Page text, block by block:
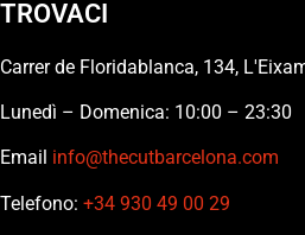
TROVACI
Carrer de Floridablanca, 134,
Lunedì – Domenica: 10:00 – 23:30
Email info@thecutbarcelona.com
Telefono: +34 930 49 00 29